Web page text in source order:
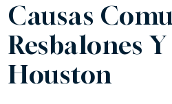
Causas
Resbalones
Houston